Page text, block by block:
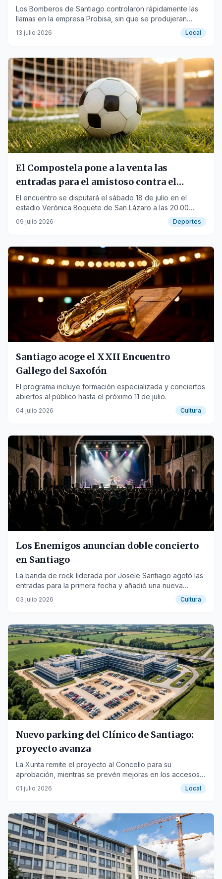
Los Bomberos de Santiago controlaron rápidamente las
llamas en la empresa Probisa, sin que se produjeran
daños personales ni materiales relevantes.
13 julio 2026 Local
El Compostela pone a la venta las
entradas para el amistoso contra el
Deportivo
El encuentro se disputará el sábado 18 de julio en el
estadio Verónica Boquete de San Lázaro a las 20.00
horas.
09 julio 2026 Deportes
Santiago acoge el XXII Encuentro
Gallego del Saxofón
El programa incluye formación especializada y conciertos
abiertos al público hasta el próximo 11 de julio.
04 julio 2026 Cultura
Los Enemigos anuncian doble concierto
en Santiago
La banda de rock liderada por Josele Santiago agotó las
entradas para la primera fecha y añadió una nueva
actuación en noviembre.
03 julio 2026 Cultura
Nuevo parking del Clínico de Santiago:
proyecto avanza
La Xunta remite el proyecto al Concello para su
aprobación, mientras se prevén mejoras en los accesos y
un aparcamiento de 1.500 plazas.
01 julio 2026 Local